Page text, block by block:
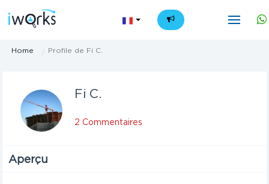
FR
Home Profile de Fi C.
Fi C.
2 Commentaires
Aperçu